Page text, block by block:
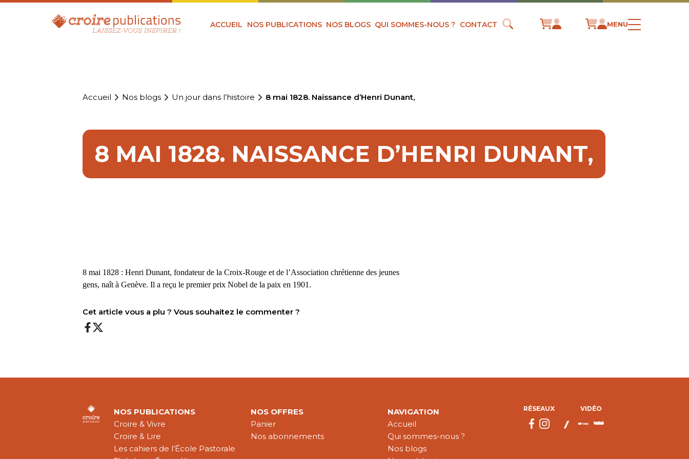
ACCUEIL NOS PUBLICATIONS NOS BLOGS QUI SOMMES-NOUS ? CONTACT MENU
Accueil Nos blogs Un jour dans l’histoire 8 mai 1828. Naissance d’Henri Dunant,
8 MAI 1828. NAISSANCE D’HENRI DUNANT,
8 mai 1828 : Henri Dunant, fondateur de la Croix-Rouge et de l’Association chrétienne des jeunes
gens, naît à Genève. Il areçu le premier prix Nobel de la paix en 1901.
Cet article vous a plu ? Vous souhaitez le commenter ?
NOS PUBLICATIONS
Croire & Vivre
Croire & Lire
Les cahiers de l’École Pastorale
NOS OFFRES
Panier
Nos abonnements
NAVIGATION
Accueil
Qui sommes-nous ?
Nos blogs
RÉSEAUX VIDÉO